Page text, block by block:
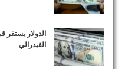
الدولار
الفيدرالي